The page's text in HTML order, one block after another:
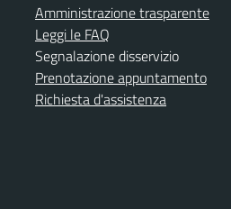
Amministrazione trasparente
Leggi le FAQ
Segnalazione disservizio
Prenotazione appuntamento
Richiesta d'assistenza